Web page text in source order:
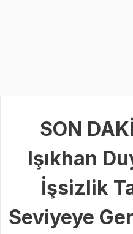
SON
Işıkhan
İşsizlik
Seviyeye